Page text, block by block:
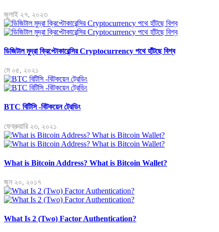
জুলাই ২৭, ২০২৩
ডিজিটাল মুদ্রা ক্রিপ্টোকারেন্সির Cryptocurrency পথে হাঁটছে বিশ্ব
মে ০৫, ২০২১
BTC বিটিসি -বিটকয়েন ট্রেডিং
ফেব্রুয়ারি ২৩, ২০২১
What is Bitcoin Address? What is Bitcoin Wallet?
জুন ২০, ২০১৭
What Is 2 (Two) Factor Authentication?